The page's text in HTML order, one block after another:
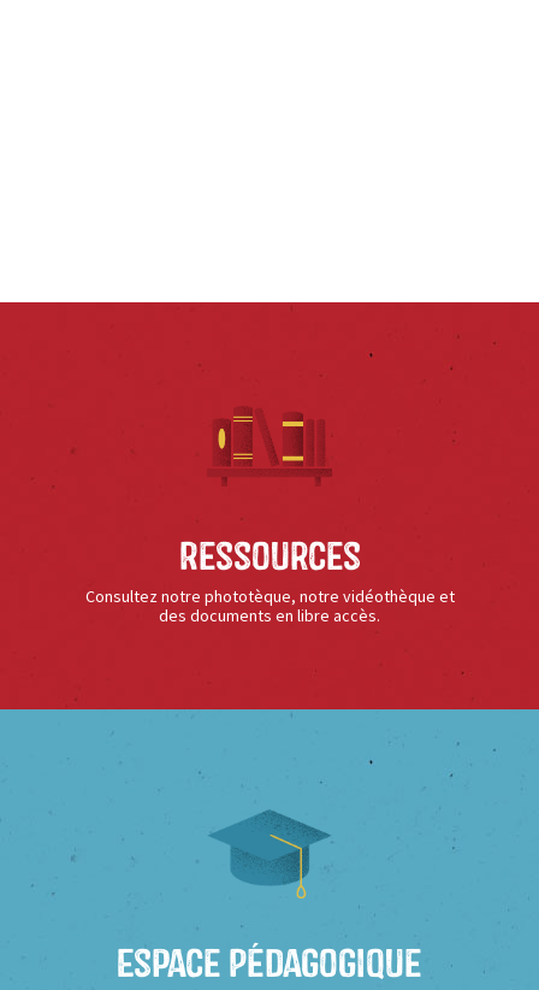
Ressources
Consultez notre phototèque, notre vidéothèque et
des documents en libre accès.
Espace Pédagogique